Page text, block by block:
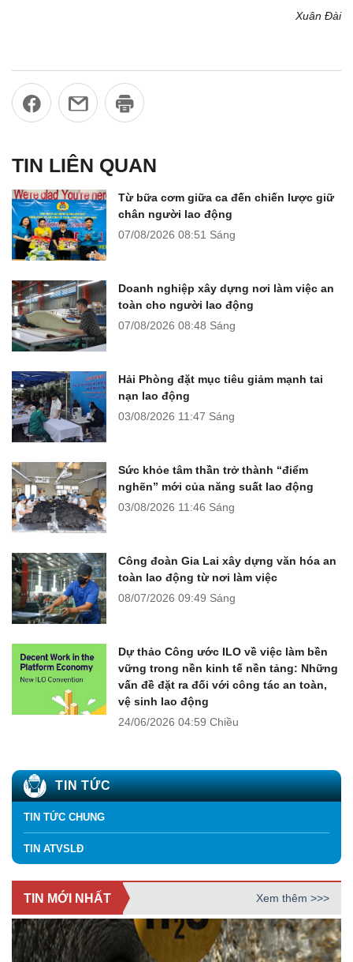
Xuân Đài
TIN LIÊN QUAN
Từ bữa cơm giữa ca đến chiến lược giữ
chân người lao động
07/08/2026 08:51 Sáng
Doanh nghiệp xây dựng nơi làm việc an
toàn cho người lao động
07/08/2026 08:48 Sáng
Hải Phòng đặt mục tiêu giảm mạnh tai
nạn lao động
03/08/2026 11:47 Sáng
Sức khỏe tâm thần trở thành “điểm
nghẽn” mới của năng suất lao động
03/08/2026 11:46 Sáng
Công đoàn Gia Lai xây dựng văn hóa an
toàn lao động từ nơi làm việc
08/07/2026 09:49 Sáng
Dự thảo Công ước ILO về việc làm bền
vững trong nền kinh tế nền tảng: Những
vấn đề đặt ra đối với công tác an toàn,
vệ sinh lao động
24/06/2026 04:59 Chiều
TIN TỨC
TIN TỨC CHUNG
TIN ATVSLĐ
TIN MỚI NHẤT Xem thêm >>>